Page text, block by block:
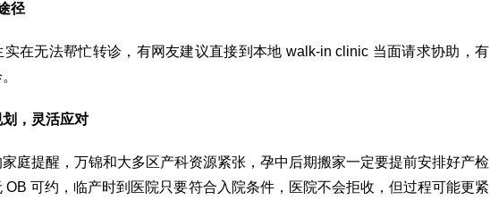
径
实在无法帮忙转诊，有网友建议直接到本地 walk-in clinic 当面请求协助，有
，灵活应对
庭提醒，万锦和大多区产科资源紧张，孕中后期搬家一定要提前安排好产检
OB 可约，临产时到医院只要符合入院条件，医院不会拒收，但过程可能更紧